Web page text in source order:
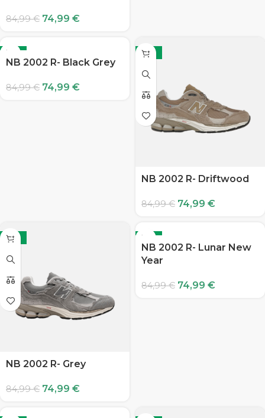
84,99€ 74,99 €
-12%
NB 2002 R- Black Grey
84,99€ 74,99 €
-12%
NB 2002 R- Driftwood
84,99€ 74,99 €
-12%
NB 2002 R- Grey
84,99€ 74,99 €
-12%
NB 2002 R- Lunar New
Year
84,99€ 74,99 €